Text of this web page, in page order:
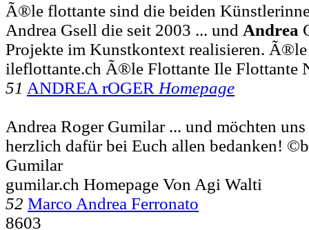
Ã®le flottante sind die beiden
Andrea Gsell die seit 2003 ... und Andrea
Projekte im Kunstkontext realisieren.
ileflottante.ch Ã®le Flottante Ile Flottante
51 ANDREA rOGER Homepage
Andrea Roger Gumilar ... und möchten
herzlich dafür bei Euch allen bedanken!
Gumilar
gumilar.ch Homepage Von Agi Walti
52 Marco Andrea Ferronato
8603